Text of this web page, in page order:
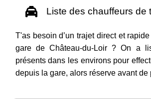
Liste des chauffeurs de
T'as besoin d’un trajet direct et
gare de Château-du-Loir ? On a
présents dans les environs pour
depuis la gare, alors réserve avant de